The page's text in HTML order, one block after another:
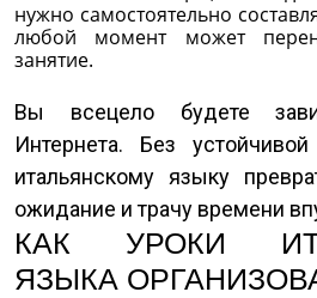
нужно самостоятельно
любой момент может
занятие.
Вы всецело будете
Интернета. Без
итальянскому языку
ожидание и трачу времени
КАК УРОКИ
ЯЗЫКА